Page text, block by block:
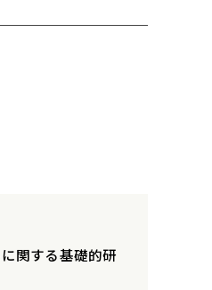
関する基礎的研